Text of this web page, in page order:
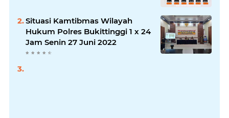
Situasi Kamtibmas Wilayah
Hukum Polres Bukittinggi 1 x 24
Jam Senin 27 Juni 2022